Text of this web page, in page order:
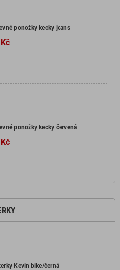
ponožky kecky jeans
ponožky kecky červená
Kevin bike/černá